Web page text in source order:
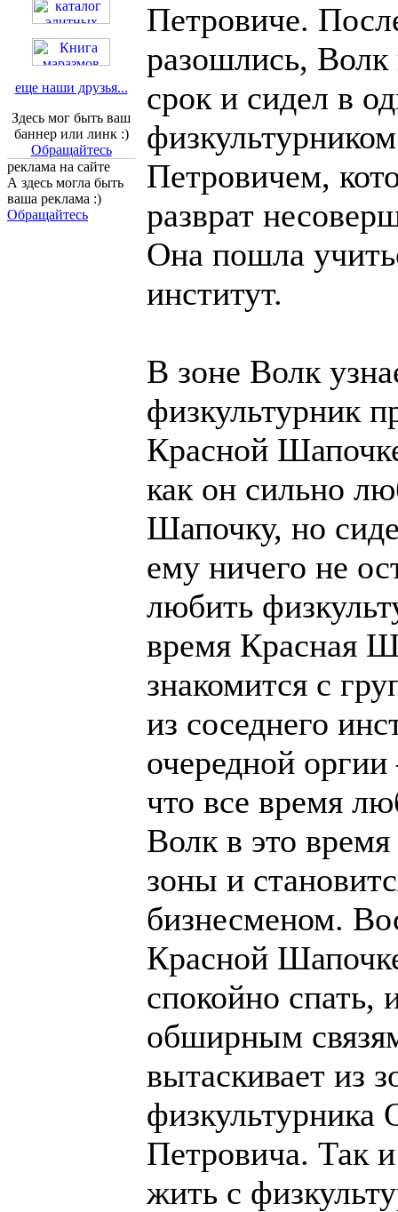
еще наши друзья...
Здесь мог быть ваш
баннер или линк :)
Обращайтесь
реклама на сайте
А здесь могла быть
ваша реклама :)
Обращайтесь
Петровиче.
разошлись,
срок и сидел в
Петровичем,
разврат
Она пошла
институт.
В зоне Волк
физкультурник
Красной
как он сильно
Шапочку, но
ему ничего не
любить
время Красная
знакомится с
из соседнего
очередной
что все время
Волк в это
зоны и
бизнесменом.
Красной
спокойно спать,
обширным
вытаскивает из
физкультурника
Петровича. Так
жить с